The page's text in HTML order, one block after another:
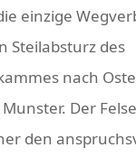
einzige
Steilabsturz des
nach
Der
den